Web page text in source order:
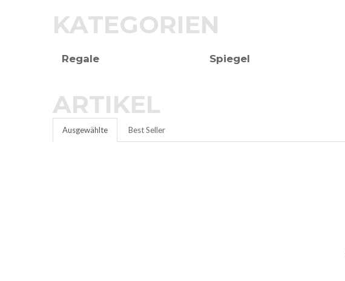
KATEGORIEN
Regale Spiegel
ARTIKEL
Ausgewählte Best Seller